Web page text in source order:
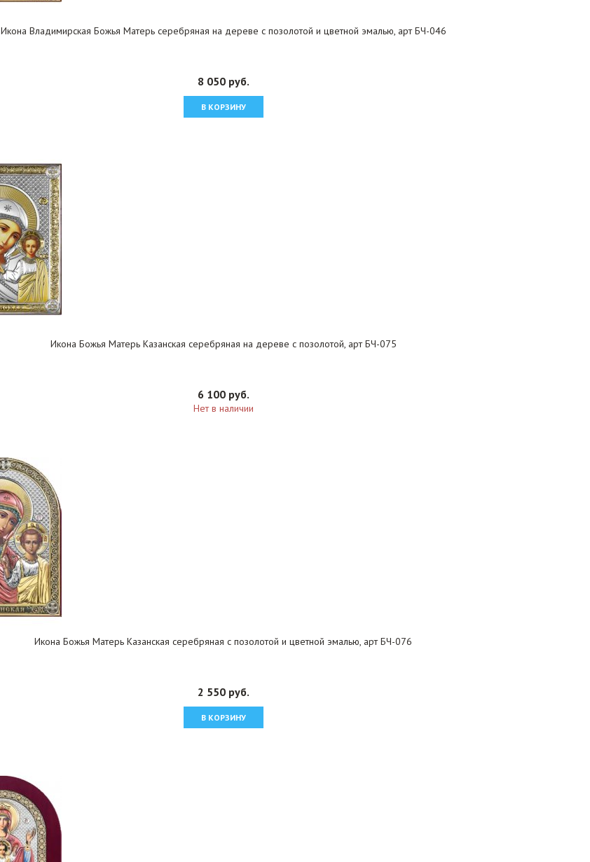
Икона Владимирская Божья Матерь серебряная на дереве с позолотой и цветной эмалью, арт БЧ-046
8 050 руб.
В КОРЗИНУ
Икона Божья Матерь Казанская серебряная на дереве с позолотой, арт БЧ-075
6 100 руб.
Нет в наличии
Икона Божья Матерь Казанская серебряная с позолотой и цветной эмалью, арт БЧ-076
2 550 руб.
В КОРЗИНУ